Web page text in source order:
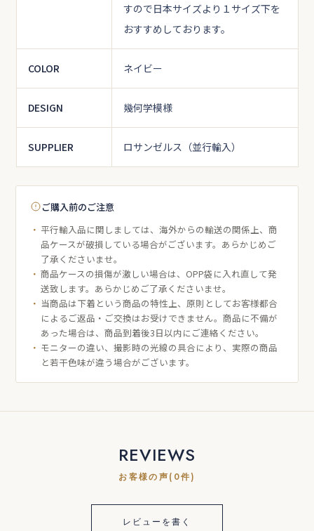
すので日本サイズより１サイズ下を
おすすめしております。
COLOR ネイビー
DESIGN 幾何学模様
SUPPLIER ロサンゼルス（並行輸入）
ご購入前のご注意
平行輸入品に関しましては、海外からの輸送の関係上、商
品ケースが破損している場合がございます。あらかじめご
了承くださいませ。
商品ケースの損傷が激しい場合は、OPP袋に入れ直して発
送致します。あらかじめご了承くださいませ。
当商品は下着という商品の特性上、原則としてお客様都合
によるご返品・ご交換はお受けできません。商品に不備が
あった場合は、商品到着後3日以内にご連絡ください。
モニターの違い、撮影時の光線の具合により、実際の商品
と若干色味が違う場合がございます。
REVIEWS
お客様の声(0件)
レビューを書く